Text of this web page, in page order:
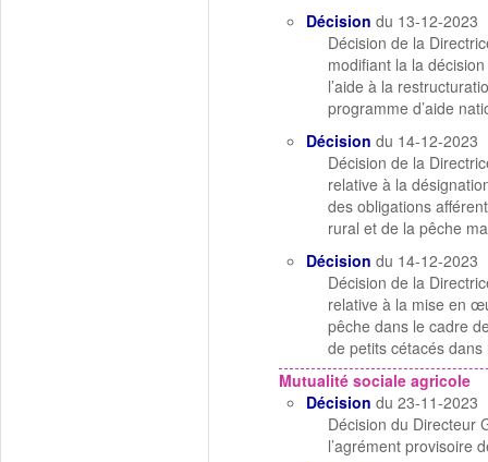
Décision du 13-12-2023
Décision de la
modifiant la la
l’aide à la
programme d’aide
Décision du 14-12-2023
Décision de la
relative à la
des obligations
rural et de la pêche
Décision du 14-12-2023
Décision de la
relative à la mise en
pêche dans le cadre
de petits cétacés
Mutualité sociale agricole
Décision du 23-11-2023
Décision du Directeur
l’agrément provisoire